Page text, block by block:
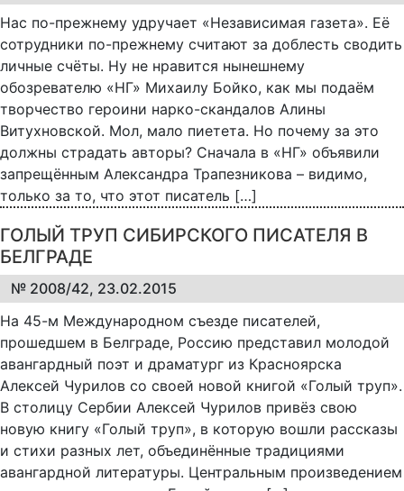
Нас по-прежнему удручает «Независимая газета». Её
сотрудники по-прежнему считают за доблесть сводить
личные счёты. Ну не нравится нынешнему
обозревателю «НГ» Михаилу Бойко, как мы подаём
творчество героини нарко-скандалов Алины
Витухновской. Мол, мало пиетета. Но почему за это
должны страдать авторы? Сначала в «НГ» объявили
запрещённым Александра Трапезникова – видимо,
только за то, что этот писатель […]
ГОЛЫЙ ТРУП СИБИРСКОГО ПИСАТЕЛЯ В
БЕЛГРАДЕ
№ 2008/42, 23.02.2015
На 45-м Международном съезде писателей,
прошедшем в Белграде, Россию представил молодой
авангардный поэт и драматург из Красноярска
Алексей Чурилов со своей новой книгой «Голый труп».
В столицу Сербии Алексей Чурилов привёз свою
новую книгу «Голый труп», в которую вошли рассказы
и стихи разных лет, объединённые традициями
авангардной литературы. Центральным произведением